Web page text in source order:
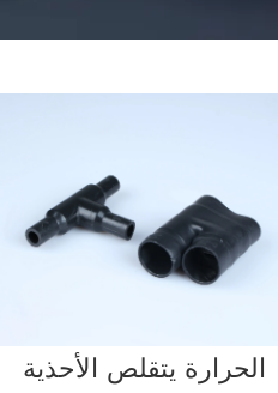
الحرارة يتقلص الأحذية